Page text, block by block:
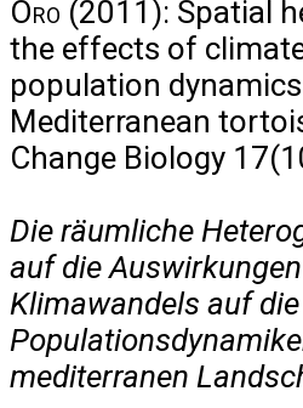
Oro (2011): Spatial
the effects of
population
Mediterranean
Change Biology
Die räumliche
auf die
Klimawandels auf die
mediterranen